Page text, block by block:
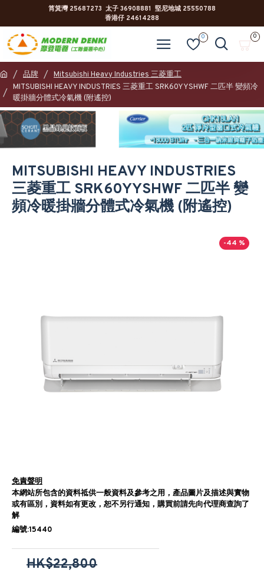
筲箕灣 25687273 太子 36908881 堅尼地城 25550788
香港仔 24614288
0 0
品牌
Mitsubishi Heavy Industries 三菱重工
MITSUBISHI HEAVY INDUSTRIES 三菱重工 SRK60YYSHWF 二匹半 變頻冷
暖掛牆分體式冷氣機 (附遙控)
MITSUBISHI HEAVY INDUSTRIES
三菱重工 SRK60YYSHWF 二匹半 變
頻冷暖掛牆分體式冷氣機 (附遙控)
-44 %
免責聲明
本網站所包含的資料祗供一般資料及參考之用，產品圖片及描述與實物
或有區別，資料如有更改，恕不另行通知，購買前請先向代理商查詢了
解
編號:15440
HK$22,800